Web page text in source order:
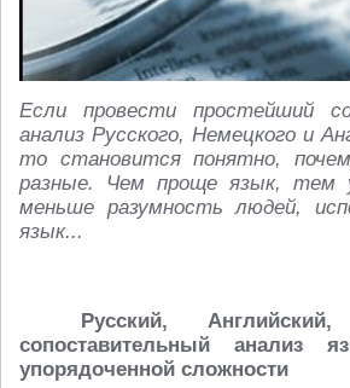
Если провести простейший
анализ Русского, Немецкого и
то становится понятно,
разные. Чем проще язык, тем
меньше разумность людей,
язык...
Русский,
сопоставительный анализ
упорядоченной сложности